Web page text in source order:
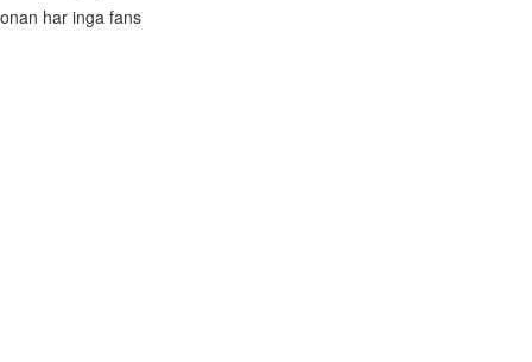
onan har inga fans